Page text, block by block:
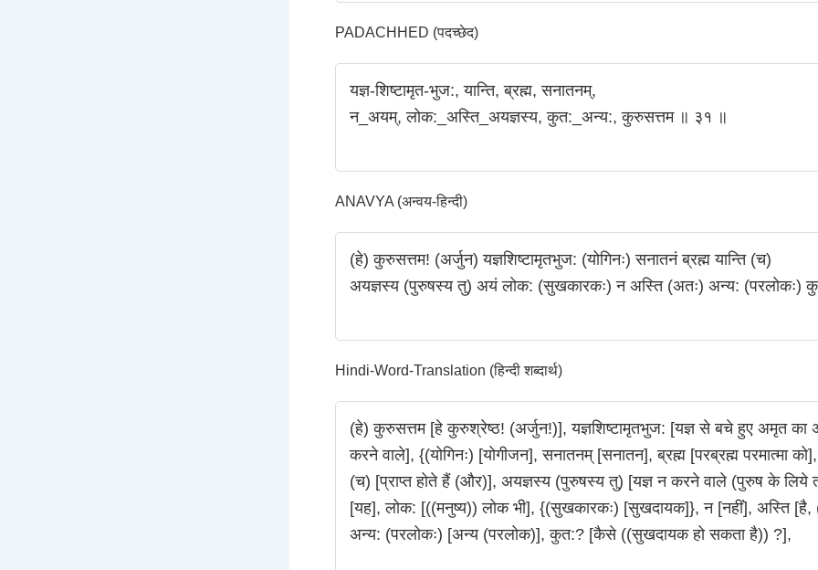
PADACHHED (पदच्छेद)
यज्ञ-शिष्टामृत-भुज:, यान्ति, ब्रह्म, सनातनम्‌,
न_अयम्, लोक:_अस्ति_अयज्ञस्य, कुत:_अन्य:, कुरुसत्तम ॥ ३१ ॥
ANAVYA (अन्वय-हिन्दी)
(हे) कुरुसत्तम! (अर्जुन) यज्ञशिष्टामृतभुज: (योगिनः) सनातनं ब्रह्म यान्ति (च)
अयज्ञस्य (पुरुषस्य तु) अयं लोक: (सुखकारकः) न अस्ति (अतः) अन्य: (परलोकः)
Hindi-Word-Translation (हिन्दी शब्दार्थ)
(हे) कुरुसत्तम [हे कुरुश्रेष्ठ! (अर्जुन!)], यज्ञशिष्टामृतभुज: [यज्ञ से बचे हुए अमृत का
करने वाले], {(योगिनः) [योगीजन], सनातनम् [सनातन], ब्रह्म [परब्रह्म परमात्मा को],
(च) [प्राप्त होते हैं (और)], अयज्ञस्य (पुरुषस्य तु) [यज्ञ न करने वाले (पुरुष के लिये
[यह], लोक: [((मनुष्य)) लोक भी], {(सुखकारकः) [सुखदायक]}, न [नहीं], अस्ति [है,
अन्य: (परलोकः) [अन्य (परलोक)], कुत:? [कैसे ((सुखदायक हो सकता है)) ?],